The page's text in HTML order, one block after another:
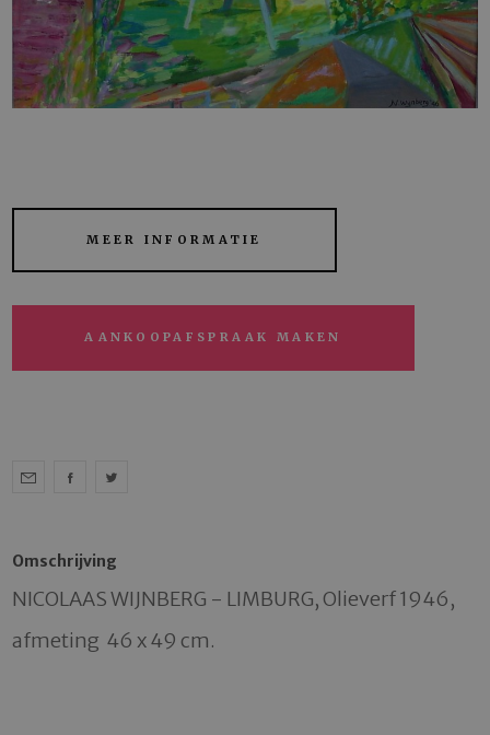
MEER INFORMATIE
AANKOOPAFSPRAAK MAKEN
Omschrijving
NICOLAAS WIJNBERG - LIMBURG, Olieverf 1946,
afmeting  46 x 49 cm.